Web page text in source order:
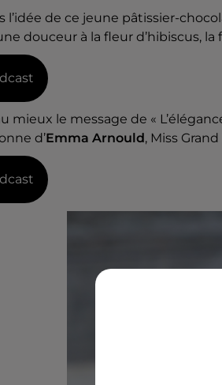
l’idée de ce jeune pâtissier-
douceur à la fleur d’hibiscus,
mieux le message de «
d’Emma Arnould , Miss